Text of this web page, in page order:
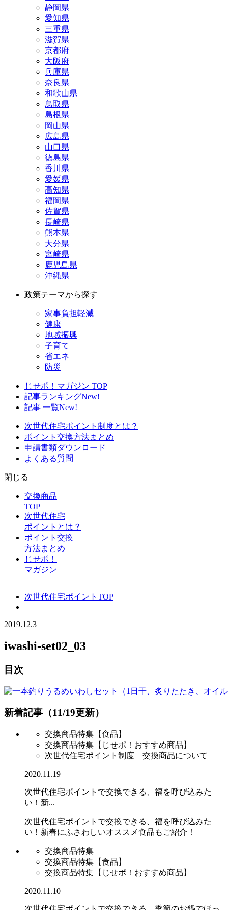
静岡県
愛知県
三重県
滋賀県
京都府
大阪府
兵庫県
奈良県
和歌山県
鳥取県
島根県
岡山県
広島県
山口県
徳島県
香川県
愛媛県
高知県
福岡県
佐賀県
長崎県
熊本県
大分県
宮崎県
鹿児島県
沖縄県
政策テーマから探す
家事負担軽減
健康
地域振興
子育て
省エネ
防災
じせポ！マガジン TOP
記事ランキングNew!
記事 一覧New!
次世代住宅ポイント制度とは？
ポイント交換方法まとめ
申請書類ダウンロード
よくある質問
閉じる
交換商品
TOP
次世代住宅
ポイントとは？
ポイント交換
方法まとめ
じせポ！
マガジン
次世代住宅ポイントTOP
2019.12.3
iwashi-set02_03
目次
新着記事（11/19更新）
交換商品特集【食品】
交換商品特集【じせポ！おすすめ商品】
次世代住宅ポイント制度 交換商品について
2020.11.19
次世代住宅ポイントで交換できる、福を呼び込みた
い！新...
次世代住宅ポイントで交換できる、福を呼び込みた
い！新春にふさわしいオススメ食品もご紹介！
交換商品特集
交換商品特集【食品】
交換商品特集【じせポ！おすすめ商品】
2020.11.10